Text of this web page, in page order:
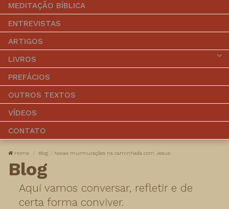
MEDITAÇÃO BÍBLICA
ENTREVISTAS
ARTIGOS
LIVROS
PREFÁCIOS
OUTROS TEXTOS
VÍDEOS
CONTATO
Home Blog Novas murmurações na caminhada com Jesus
Blog
Aqui vamos conversar, refletir e de
certa forma conviver.